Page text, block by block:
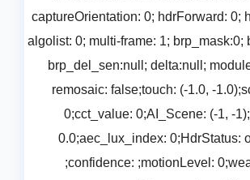
captureOrientation: 0; hdrForward: 0;
algolist: 0; multi-frame: 1; brp_mask:0;
brp_del_sen:null; delta:null;
remosaic: false;touch: (-1.0, -
0;cct_value: 0;AI_Scene: (-1, -
0.0;aec_lux_index: 0;HdrStatus:
;confidence: ;motionLevel: